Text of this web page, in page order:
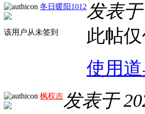
冬日暖阳1012
该用户从未签到
发表于
此帖
使用
枫权吉发表于